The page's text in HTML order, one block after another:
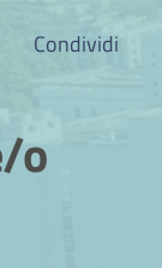
Condividi
o